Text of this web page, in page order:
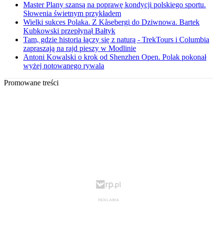
Master Plany szansą na poprawę kondycji polskiego sportu.
Słowenia świetnym przykładem
Wielki sukces Polaka. Z Kåsebergi do Dziwnowa. Bartek
Kubkowski przepłynął Bałtyk
Tam, gdzie historia łączy się z naturą - TrekTours i Columbia
zapraszają na rajd pieszy w Modlinie
Antoni Kowalski o krok od Shenzhen Open. Polak pokonał
wyżej notowanego rywala
Promowane treści